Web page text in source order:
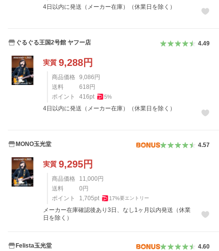
4日以内に発送（メーカー在庫）（休業日を除く）
ぐるぐる王国2号館 ヤフー店 4.49
実質 9,288円
商品価格 9,086 円
送料
618 円
ポイント
416pt 5%
4日以内に発送（メーカー在庫）（休業日を除く）
MONO玉光堂 4.57
実質 9,295円
商品価格 11,000 円
送料
0 円
ポイント
1,705pt 17%要エントリー
メーカー在庫確認後あり3日、なし1ヶ月以内発送（休業
日を除く）
Felista玉光堂 4.60